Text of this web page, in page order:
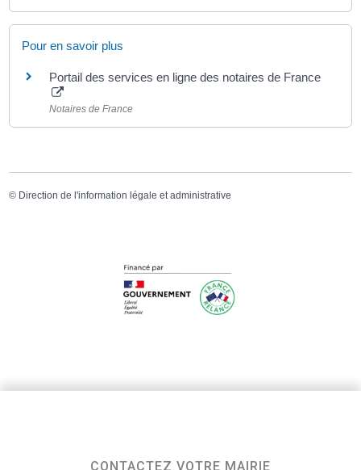
Pour en savoir plus
Portail des services en ligne des notaires de France
Notaires de France
© Direction de l'information légale et administrative
CONTACTEZ VOTRE MAIRIE